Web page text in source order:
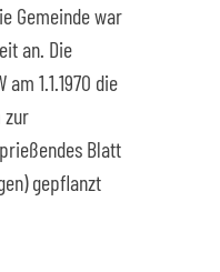
Gemeinde war
an. Die
1.1.1970 die
zur
Blatt
gepflanzt